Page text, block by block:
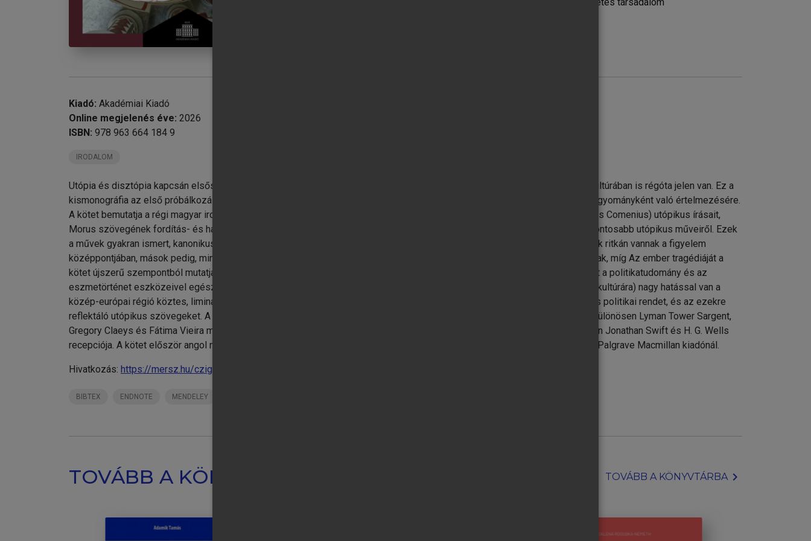
7. Disztópia Magyarországon a két világháború közötti: Elza pilóta avagy a tökéletes társadalom
Kiadó: Akadémiai Kiadó
Online megjelenés éve: 2026
ISBN: 978 963 664 184 9
IRODALOM
Utópia és disztópia kapcsán elsősorban angolszász szerzőkre szoktunk gondolni, pedig a műfaj, illetve jelenség a magyar kultúrában is régóta jelen van. Ez a
kismonográfia az első próbálkozás a magyar irodalomban elszórtan megtalálható utópikus és disztópikus írások koherens hagyományként való értelmezésére.
A kötet bemutatja a régi magyar irodalom és a Magyarországon alkotó külföldi szerzők (mint Jacobus Paleologus és Johannes Comenius) utópikus írásait,
Morus szövegének fordítás- és hatástörténetét, majd részletes elemzéseket közöl a XIX. és a XX. század első felének legfontosabb utópikus műveiről. Ezek
a művek gyakran ismert, kanonikus szerzők (Bessenyei György, Jókai Mór, Karinthy Frigyes, Babits Mihály) olyan írásai, melyek ritkán vannak a figyelem
középpontjában, mások pedig, mint Szathmári Sándor Kazohiniája, kimondottan az utópikus hagyomány szempontjából fontosak, míg Az ember tragédiáját a
kötet újszerű szempontból mutatja be. Az elemzések, az utópia műfajának megfelelően, az irodalmi hermeneutika módszereit a politikatudomány és az
eszmetörténet eszközeivel egészítik ki. A könyv egyik fontos állítása, hogy a magyar utópizmusra (ahogy általában a magyar kultúrára) nagy hatással van a
közép-európai régió köztes, liminális helyzete kelet és nyugat között, mely befolyásolja a hatalmi struktúrákat, a társadalmi és politikai rendet, és az ezekre
reflektáló utópikus szövegeket. A műelemzések megközelítésére nagy hatással volt a mai interdiszciplináris utópiakutatás, különösen Lyman Tower Sargent,
Gregory Claeys és Fátima Vieira munkássága. Kiemelt jelentőséget kap a magyar és a brit hagyományok kapcsolata, különösen Jonathan Swift és H. G. Wells
recepciója. A kötet először angol nyelven 2023-ban Utopia between East and West in Hungarian Literature címen jelent meg a Palgrave Macmillan kiadónál.
Hivatkozás: https://mersz.hu/cziganyik-utopia-kelet-es-nyugat-kozott//
BIBTEX ENDNOTE MENDELEY
TOVÁBB A KÖNYVTÁRBA TOVÁBB A KÖNYVTÁRBAchevron_right